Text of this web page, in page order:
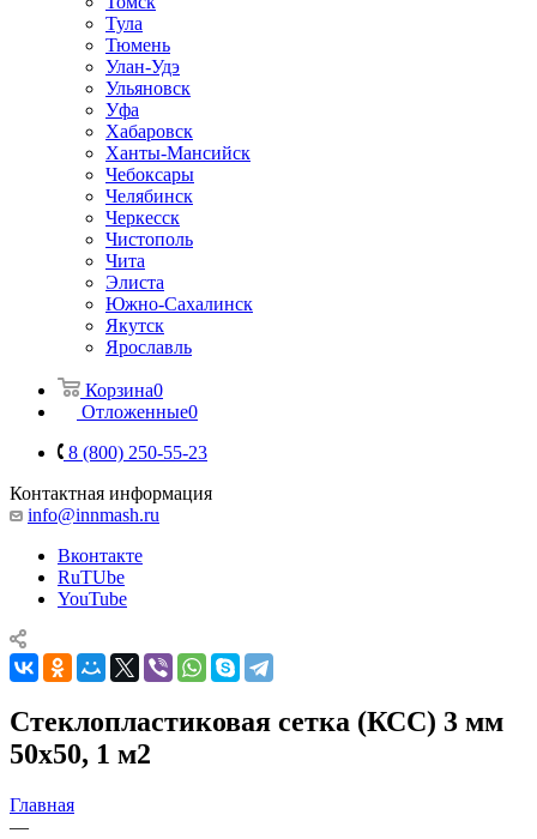
Тула
Тюмень
Улан-Удэ
Ульяновск
Уфа
Хабаровск
Ханты-Мансийск
Чебоксары
Челябинск
Черкесск
Чистополь
Чита
Элиста
Южно-Сахалинск
Якутск
Ярославль
Корзина0
Отложенные0
8 (800) 250-55-23
Контактная информация
info@innmash.ru
Вконтакте
RuTUbe
YouTube
Стеклопластиковая сетка (КСС) 3 мм
50х50, 1 м2
Главная
—